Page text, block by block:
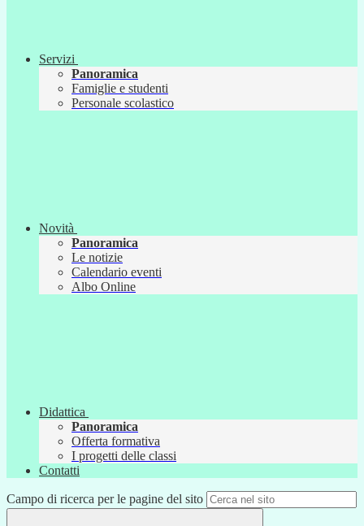
Servizi
Panoramica
Famiglie e studenti
Personale scolastico
Novità
Panoramica
Le notizie
Calendario eventi
Albo Online
Didattica
Panoramica
Offerta formativa
I progetti delle classi
Contatti
Campo di ricerca per le pagine del sito